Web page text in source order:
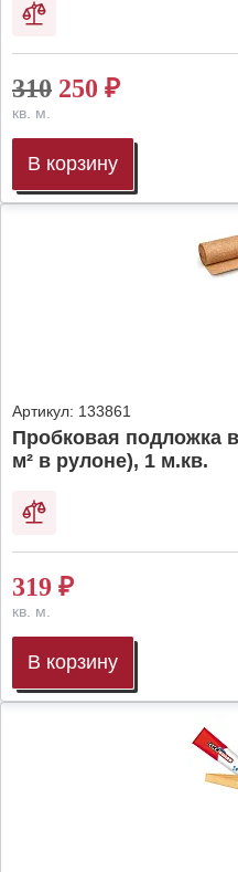
310 250 ₽
кв. м.
В корзину
Артикул: 133861
Пробковая подложка
м² в рулоне), 1 м.кв.
319 ₽
кв. м.
В корзину